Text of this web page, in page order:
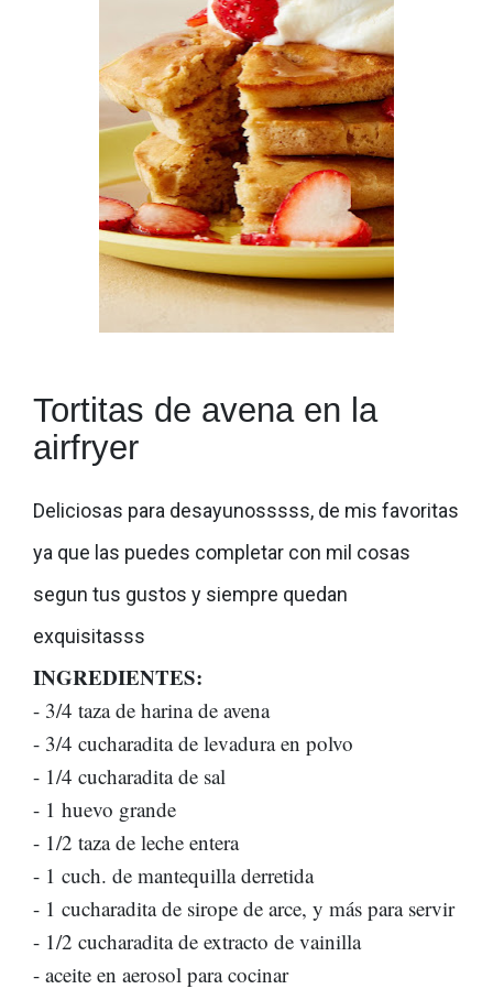
Tortitas de avena en la
airfryer
Deliciosas para desayunosssss, de mis favoritas
ya que las puedes completar con mil cosas
segun tus gustos y siempre quedan
exquisitasss
INGREDIENTES:
- 3/4 taza de harina de avena
- 3/4 cucharadita de levadura en polvo
- 1/4 cucharadita de sal
- 1 huevo grande
- 1/2 taza de leche entera
- 1 cuch. de mantequilla derretida
- 1 cucharadita de sirope de arce, y más para servir
- 1/2 cucharadita de extracto de vainilla
- aceite en aerosol para cocinar